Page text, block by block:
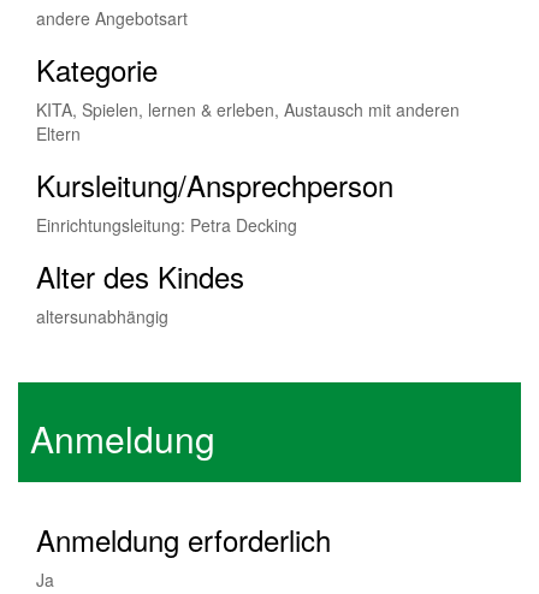
andere Angebotsart
Kategorie
KITA, Spielen, lernen & erleben, Austausch mit anderen
Eltern
Kursleitung/Ansprechperson
Einrichtungsleitung: Petra Decking
Alter des Kindes
altersunabhängig
Anmeldung
Anmeldung erforderlich
Ja